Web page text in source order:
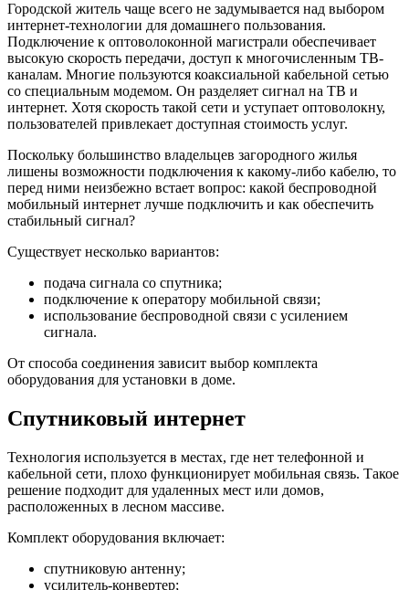
Городской житель чаще всего не задумывается над выбором
интернет-технологии для домашнего пользования.
Подключение к оптоволоконной магистрали обеспечивает
высокую скорость передачи, доступ к многочисленным ТВ-
каналам. Многие пользуются коаксиальной кабельной сетью
со специальным модемом. Он разделяет сигнал на ТВ и
интернет. Хотя скорость такой сети и уступает оптоволокну,
пользователей привлекает доступная стоимость услуг.
Поскольку большинство владельцев загородного жилья
лишены возможности подключения к какому-либо кабелю, то
перед ними неизбежно встает вопрос: какой беспроводной
мобильный интернет лучше подключить и как обеспечить
стабильный сигнал?
Существует несколько вариантов:
подача сигнала со спутника;
подключение к оператору мобильной связи;
использование беспроводной связи с усилением
сигнала.
От способа соединения зависит выбор комплекта
оборудования для установки в доме.
Спутниковый интернет
Технология используется в местах, где нет телефонной и
кабельной сети, плохо функционирует мобильная связь. Такое
решение подходит для удаленных мест или домов,
расположенных в лесном массиве.
Комплект оборудования включает:
спутниковую антенну;
усилитель-конвертер;